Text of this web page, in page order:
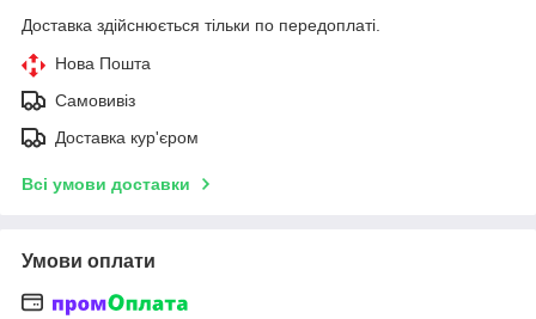
Доставка здійснюється тільки по передоплаті.
Нова Пошта
Самовивіз
Доставка кур'єром
Всі умови доставки
Умови оплати